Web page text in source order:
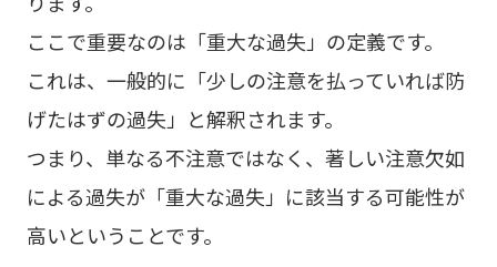
ここで重要なのは「重大な過失」の定義です。
これは、一般的に「少しの注意を払っていれば防
げたはずの過失」と解釈されます。
つまり、単なる不注意ではなく、著しい注意欠如
による過失が「重大な過失」に該当する可能性が
高いということです。